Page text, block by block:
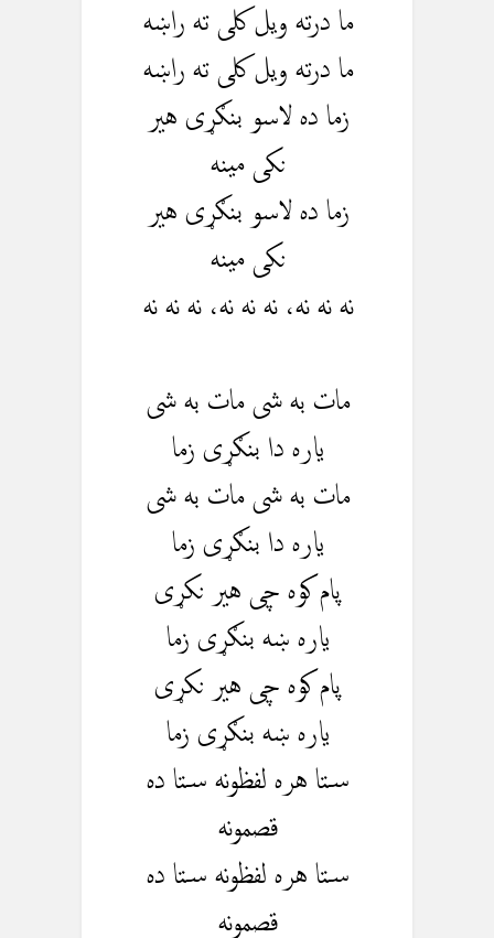
ما درته ویل کلی ته راښه
ما درته ویل کلی ته راښه
زما ده لاسو بنګړی هیر
نکی مینه
زما ده لاسو بنګړی هیر
نکی مینه
نه نه نه، نه نه نه، نه نه نه
مات به شی مات به شی
یاره دا بنګړی زما
مات به شی مات به شی
یاره دا بنګړی زما
پام کوه چی هیر نکړی
یاره ښه بنګړی زما
پام کوه چی هیر نکړی
یاره ښه بنګړی زما
ستا هره لفظونه ستا ده
قصمونه
ستا هره لفظونه ستا ده
قصمونه